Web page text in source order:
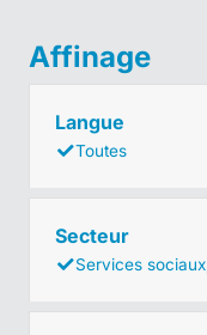
Affinage
Langue
Toutes
Secteur
Services